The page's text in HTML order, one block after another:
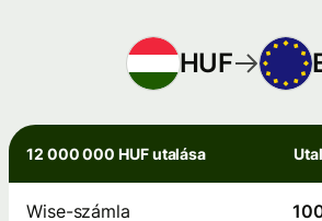
HUF
12 000 000 HUF utalása
Wise-számla